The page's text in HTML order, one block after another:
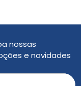
nossas
e novidades